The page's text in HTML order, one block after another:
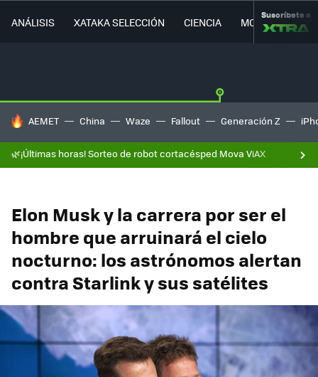
ANÁLISIS XATAKA SELECCIÓN CIENCIA MOVILIDAD
Suscríbete a
HOY SE HABLA DE
AEMET China Waze Fallout Generación Z
🌿¡Últimas horas! Sorteo de robot cortacésped Mova ViAX
Elon Musk y la carrera por ser el
hombre que arruinará el cielo
nocturno: los astrónomos alertan
contra Starlink y sus satélites